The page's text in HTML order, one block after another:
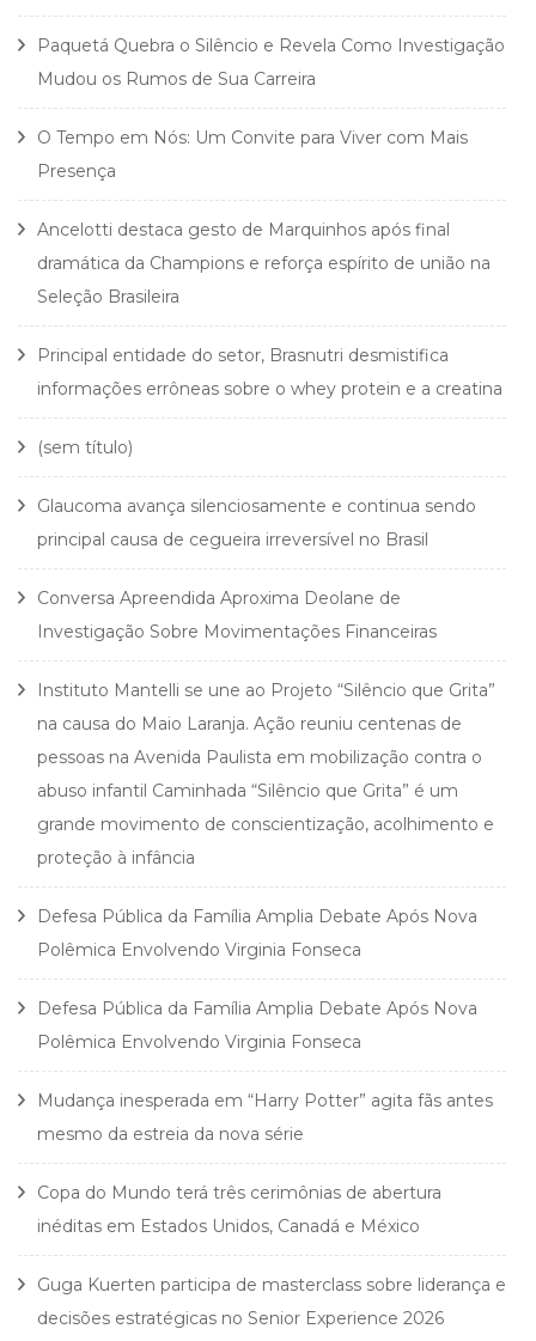
Paquetá Quebra o Silêncio e Revela Como Investigação
Mudou os Rumos de Sua Carreira
O Tempo em Nós: Um Convite para Viver com Mais
Presença
Ancelotti destaca gesto de Marquinhos após final
dramática da Champions e reforça espírito de união na
Seleção Brasileira
Principal entidade do setor, Brasnutri desmistifica
informações errôneas sobre o whey protein e a creatina
(sem título)
Glaucoma avança silenciosamente e continua sendo
principal causa de cegueira irreversível no Brasil
Conversa Apreendida Aproxima Deolane de
Investigação Sobre Movimentações Financeiras
Instituto Mantelli se une ao Projeto “Silêncio que Grita”
na causa do Maio Laranja. Ação reuniu centenas de
pessoas na Avenida Paulista em mobilização contra o
abuso infantil Caminhada “Silêncio que Grita” é um
grande movimento de conscientização, acolhimento e
proteção à infância
Defesa Pública da Família Amplia Debate Após Nova
Polêmica Envolvendo Virginia Fonseca
Defesa Pública da Família Amplia Debate Após Nova
Polêmica Envolvendo Virginia Fonseca
Mudança inesperada em “Harry Potter” agita fãs antes
mesmo da estreia da nova série
Copa do Mundo terá três cerimônias de abertura
inéditas em Estados Unidos, Canadá e México
Guga Kuerten participa de masterclass sobre liderança e
decisões estratégicas no Senior Experience 2026